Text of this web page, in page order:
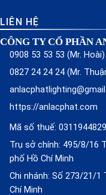
LIÊN HỆ
CÔNG TY CỔ PHẦN
0908 53 53 53 (Mr. Hoài)
0827 24 24 24 (Mr.
https://anlacphat.com
Mã số thuế: 0311944829
Trụ sở chính: 495/8/16
phố Hồ Chí Minh
Chi nhánh: Số 273/21/1
Chí Minh